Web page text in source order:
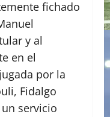
fichado
y al
en el
por la
Fidalgo
servicio